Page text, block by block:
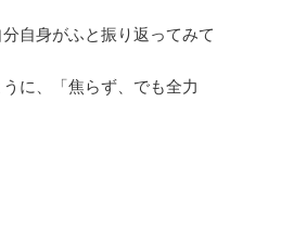
自身がふと振り返ってみて
に、「焦らず、でも全力